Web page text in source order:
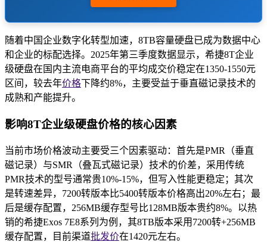
随着中国企业数字化转型加速，8TB容量硬盘已成为数据中心
和企业的标配选择。2025年第三季度数据显示，希捷8T企业
级硬盘在国内主流电商平台的平均成交价稳定在1350-1550元
区间，较去年价格下降约8%，主要受益于垂直磁记录技术的
成熟和产能提升。
影响8T企业级硬盘价格的核心因素
当前市场价格波动主要受三个因素驱动：首先是PMR（垂直
磁记录）与SMR（叠瓦式磁记录）技术的价差，采用传统
PMR技术的型号通常贵10%-15%，但写入性能更稳定；其次
是转速差异，7200转版本比5400转版本价格高出20%左右；最
后是缓存配置，256MB缓存型号比128MB版本贵约8%。以热
销的希捷Exos 7E8系列为例，其8TB版本采用7200转+256MB
缓存配置，目前渠道批发价在1420元左右。